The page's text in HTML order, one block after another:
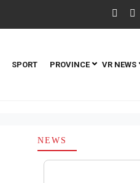
SPORT PROVINCE VR NEWS
NEWS